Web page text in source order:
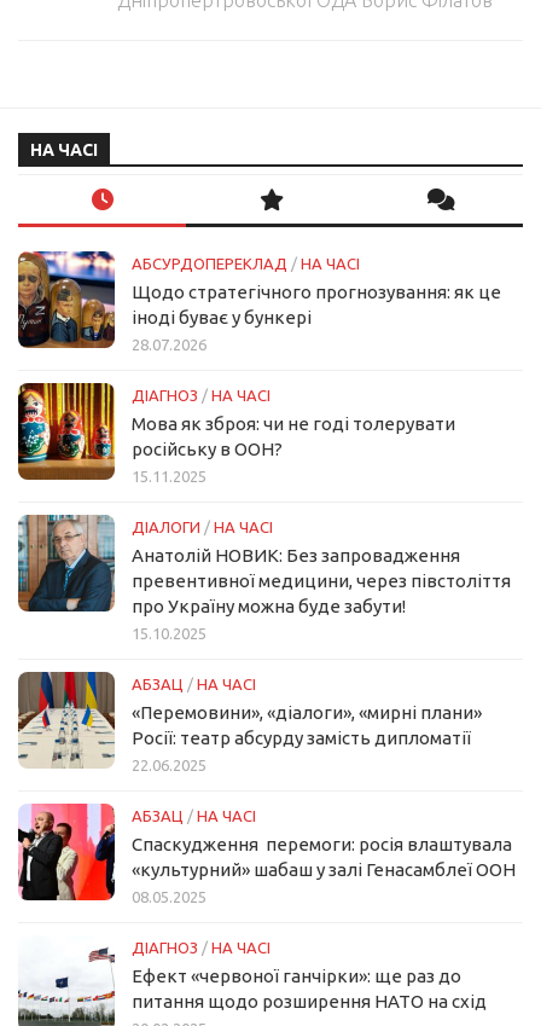
НА ЧАСІ
АБСУРДОПЕРЕКЛАД / НА ЧАСІ
Щодо стратегічного прогнозування: як це
іноді буває у бункері
28.07.2026
ДІАГНОЗ / НА ЧАСІ
Мова як зброя: чи не годі толерувати
російську в ООН?
15.11.2025
ДІАЛОГИ / НА ЧАСІ
Анатолій НОВИК: Без запровадження
превентивної медицини, через півстоліття
про Україну можна буде забути!
15.10.2025
АБЗАЦ / НА ЧАСІ
«Перемовини», «діалоги», «мирні плани»
Росії: театр абсурду замість дипломатії
22.06.2025
АБЗАЦ / НА ЧАСІ
Спаскудження перемоги: росія влаштувала
«культурний» шабаш у залі Генасамблеї ООН
08.05.2025
ДІАГНОЗ / НА ЧАСІ
Ефект «червоної ганчірки»: ще раз до
питання щодо розширення НАТО на схід